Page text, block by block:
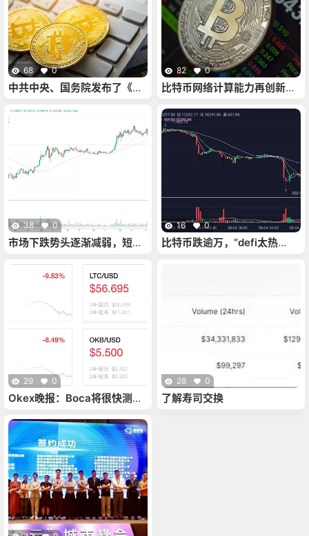
68 0
中共中央、国务院发布了《全
82 0
比特币网络计算能力再创新
38 0
市场下跌势头逐渐减弱，短期
16 0
比特币跌逾万，“defi太热
29 0
Okex晚报：Boca将很快测试
28 0
了解寿司交换